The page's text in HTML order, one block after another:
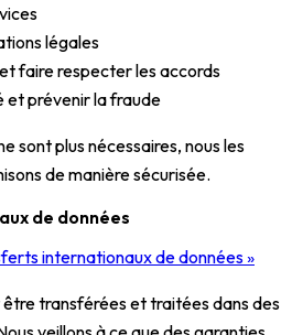
légales
faire respecter les accords
et prévenir la fraude
sont plus nécessaires, nous les
de manière sécurisée.
de données
internationaux de données »
transférées et traitées dans des